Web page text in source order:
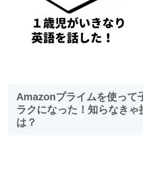
Amazonプライムを使って
ラクになった！知らなきゃ
は？